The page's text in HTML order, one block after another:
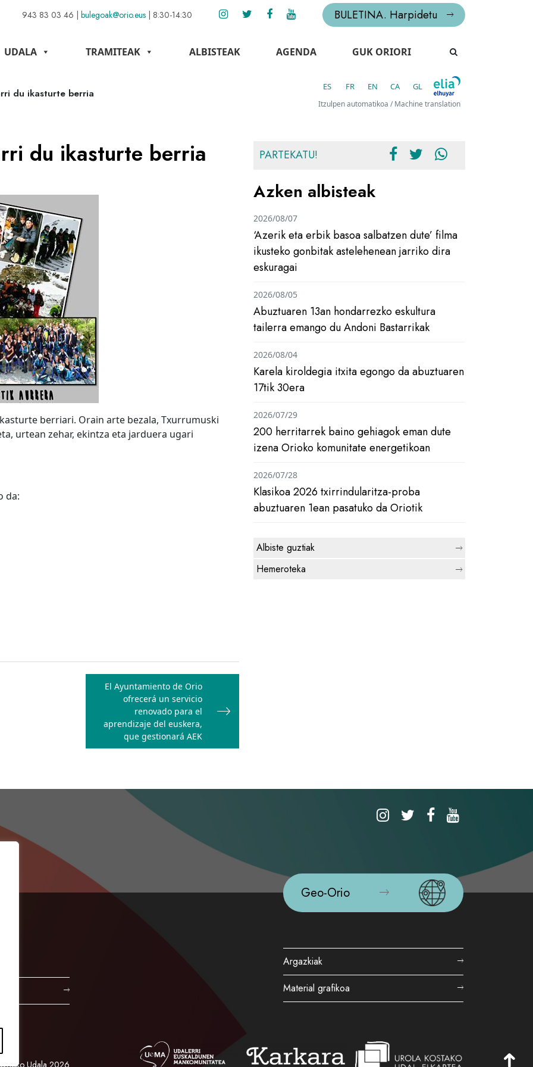
943 83 03 46 | bulegoak@orio.eus | 8:30-14:30 BULETINA. Harpidetu
UDALA TRAMITEAK ALBISTEAK AGENDA GUK ORIORI
du ikasturte berria
ES FR EN CA GL
Itzulpen automatikoa / Machine translation
du ikasturte berria
berriari. Orain arte bezala, Txurrumuski
urtean zehar, ekintza eta jarduera ugari
da:
El Ayuntamiento de Orio
ofrecerá un servicio
renovado para el
aprendizaje del euskera,
que gestionará AEK
PARTEKATU!
Azken albisteak
‘Azerik eta erbik basoa salbatzen dute’ filma
ikusteko gonbitak astelehenean jarriko dira
eskuragai
2026/08/07
Abuztuaren 13an hondarrezko eskultura
tailerra emango du Andoni Bastarrikak
2026/08/05
Karela kiroldegia itxita egongo da abuztuaren
17tik 30era
2026/08/04
200 herritarrek baino gehiagok eman dute
izena Orioko komunitate energetikoan
2026/07/29
Klasikoa 2026 txirrindularitza-proba
abuztuaren 1ean pasatuko da Oriotik
2026/07/28
Albiste guztiak
Hemeroteka
Geo-Orio
Argazkiak
Material grafikoa